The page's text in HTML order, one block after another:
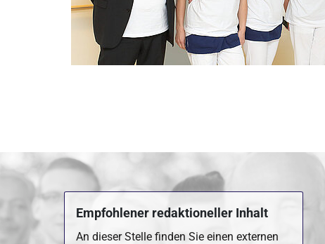
Empfohlener redaktioneller Inhalt
An dieser Stelle finden Sie einen externen